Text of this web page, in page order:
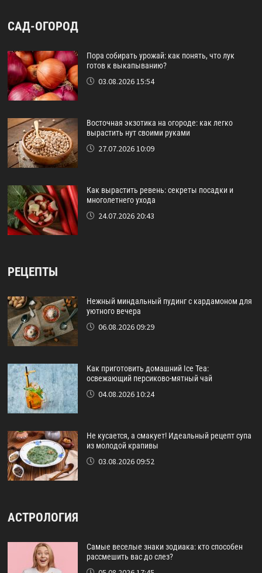
САД-ОГОРОД
Пора собирать урожай: как понять, что лук
готов к выкапыванию?
03.08.2026 15:54
Восточная экзотика на огороде: как легко
вырастить нут своими руками
27.07.2026 10:09
Как вырастить ревень: секреты посадки и
многолетнего ухода
24.07.2026 20:43
РЕЦЕПТЫ
Нежный миндальный пудинг с кардамоном для
уютного вечера
06.08.2026 09:29
Как приготовить домашний Ice Tea:
освежающий персиково-мятный чай
04.08.2026 10:24
Не кусается, а смакует! Идеальный рецепт супа
из молодой крапивы
03.08.2026 09:52
АСТРОЛОГИЯ
Самые веселые знаки зодиака: кто способен
рассмешить вас до слез?